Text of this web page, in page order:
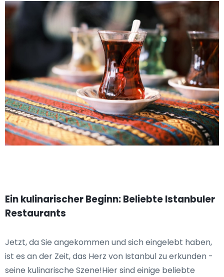
Ein kulinarischer Beginn: Beliebte Istanbuler
Restaurants
Jetzt, da Sie angekommen und sich eingelebt haben,
ist es an der Zeit, das Herz von Istanbul zu erkunden -
seine kulinarische Szene!Hier sind einige beliebte